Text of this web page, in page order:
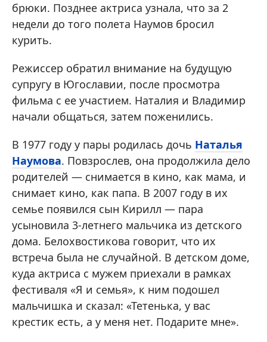
брюки. Позднее актриса узнала, что за 2
недели до того полета Наумов бросил
курить.
Режиссер обратил внимание на будущую
супругу в Югославии, после просмотра
фильма с ее участием. Наталия и Владимир
начали общаться, затем поженились.
В 1977 году у пары родилась дочь Наталья
Наумова. Повзрослев, она продолжила дело
родителей — снимается в кино, как мама, и
снимает кино, как папа. В 2007 году в их
семье появился сын Кирилл — пара
усыновила 3-летнего мальчика из детского
дома. Белохвостикова говорит, что их
встреча была не случайной. В детском доме,
куда актриса с мужем приехали в рамках
фестиваля «Я и семья», к ним подошел
мальчишка и сказал: «Тетенька, у вас
крестик есть, а у меня нет. Подарите мне».